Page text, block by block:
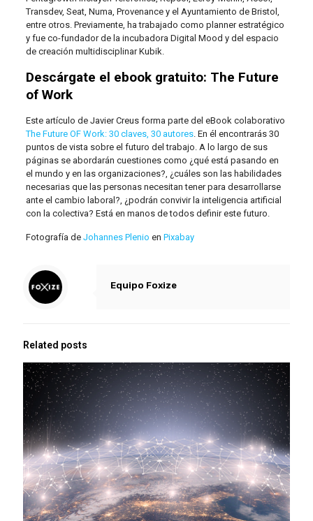
Transdev, Seat, Numa, Provenance y el Ayuntamiento de Bristol,
entre otros. Previamente, ha trabajado como planner estratégico
y fue co-fundador de la incubadora Digital Mood y del espacio
de creación multidisciplinar Kubik.
Descárgate el ebook gratuito: The Future
of Work
Este artículo de Javier Creus forma parte del eBook colaborativo
The Future OF Work: 30 claves, 30 autores. En él encontrarás 30
puntos de vista sobre el futuro del trabajo. A lo largo de sus
páginas se abordarán cuestiones como ¿qué está pasando en
el mundo y en las organizaciones?, ¿cuáles son las habilidades
necesarias que las personas necesitan tener para desarrollarse
ante el cambio laboral?, ¿podrán convivir la inteligencia artificial
con la colectiva? Está en manos de todos definir este futuro.
Fotografía de Johannes Plenio en Pixabay
Equipo Foxize
Related posts